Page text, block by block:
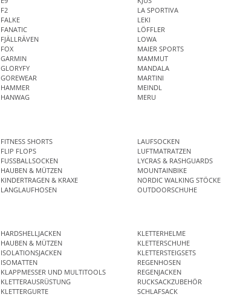
F2
FALKE
FANATIC
FJÄLLRÄVEN
FOX
GARMIN
GLORYFY
GOREWEAR
HAMMER
HANWAG
LA SPORTIVA
LEKI
LÖFFLER
LOWA
MAIER SPORTS
MAMMUT
MANDALA
MARTINI
MEINDL
MERU
FITNESS SHORTS
FLIP FLOPS
FUSSBALLSOCKEN
HAUBEN & MÜTZEN
KINDERTRAGEN & KRAXE
LANGLAUFHOSEN
LAUFSOCKEN
LUFTMATRATZEN
LYCRAS & RASHGUARDS
MOUNTAINBIKE
NORDIC WALKING STÖCKE
OUTDOORSCHUHE
HARDSHELLJACKEN
HAUBEN & MÜTZEN
ISOLATIONSJACKEN
ISOMATTEN
KLAPPMESSER UND MULTITOOLS
KLETTERAUSRÜSTUNG
KLETTERGURTE
KLETTERHELME
KLETTERSCHUHE
KLETTERSTEIGSETS
REGENHOSEN
REGENJACKEN
RUCKSACKZUBEHÖR
SCHLAFSACK